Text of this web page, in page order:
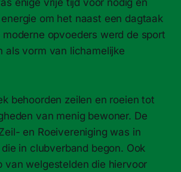
om het naast een dagtaak
opvoeders werd de sport
als vorm van lichamelijke
behoorden zeilen en roeien tot
van menig bewoner. De
en Roeivereniging was in
in clubverband begon. Ook
van welgestelden die hiervoor